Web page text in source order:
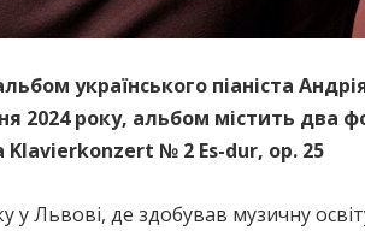
українського піаніста
2024 року, альбом містить
№ 2 Es-dur, op. 25
Львові, де здобував музичну